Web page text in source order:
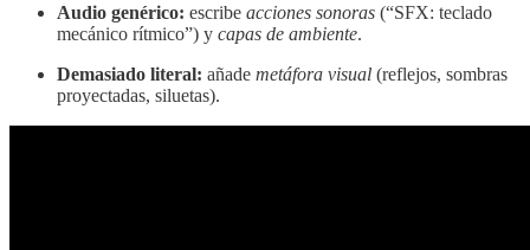
Audio genérico: escribe acciones sonoras (“SFX: teclado
mecánico rítmico”) y capas de ambiente.
Demasiado literal: añade metáfora visual (reflejos, sombras
proyectadas, siluetas).